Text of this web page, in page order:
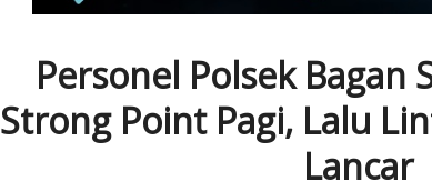
Personel Polsek Bagan
Strong Point Pagi, Lalu
Lancar